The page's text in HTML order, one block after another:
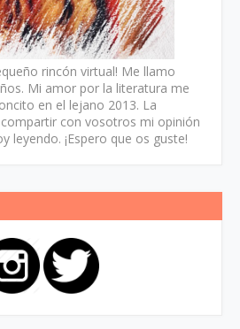
rincón virtual! Me llamo
Mi amor por la literatura me
en el lejano 2013. La
con vosotros mi opinión
leyendo. ¡Espero que os guste!